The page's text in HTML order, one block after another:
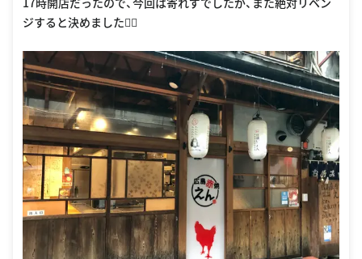
ジすると決めました🏃‍♀️